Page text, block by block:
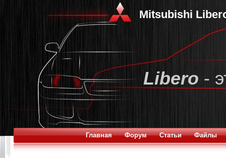
Mitsubishi
Libero -
Главная Форум Статьи Файлы